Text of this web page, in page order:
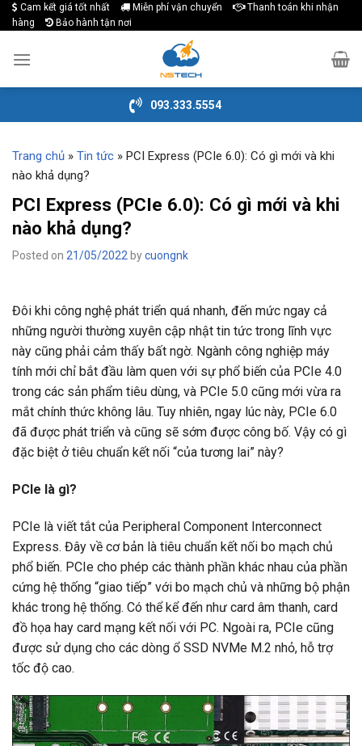
Skip
to
content
Cam kết giá tốt nhất Miễn phí vận chuyển
Thanh toán khi nhận
hàng
Bảo hành tận nơi
093.333.5554
Trang chủ » Tin tức » PCI Express (PCIe 6.0): Có gì mới và khi
nào khả dụng?
PCI Express (PCIe 6.0): Có gì mới và khi
nào khả dụng?
Posted on 21/05/2022 bycuongnk
Đôi khi công nghệ phát triển quá nhanh, đến mức ngay cả
những người thường xuyên cập nhật tin tức trong lĩnh vực
này cũng phải cảm thấy bất ngờ. Ngành công nghiệp máy
tính mới chỉ bắt đầu làm quen với sự phổ biến của PCIe 4.0
trong các sản phẩm tiêu dùng, và PCIe 5.0 cũng mới vừa ra
mắt chính thức không lâu. Tuy nhiên, ngay lúc này, PCIe 6.0
đã được phát triển và cũng sẽ sớm được công bố. Vậy có gì
đặc biệt ở tiêu chuẩn kết nối “của tương lai” này?
PCIe là gì?
PCIe là viết tắt của Peripheral Component Interconnect
Express. Đây về cơ bản là tiêu chuẩn kết nối bo mạch chủ
phổ biến. PCIe cho phép các thành phần khác nhau của phần
cứng hệ thống “giao tiếp” với bo mạch chủ và những bộ phận
khác trong hệ thống. Có thể kể đến như card âm thanh, card
đồ họa hay card mạng kết nối với PC. Ngoài ra, PCIe cũng
được sử dụng cho các dòng ổ SSD NVMe M.2 nhỏ, hỗ trợ
tốc độ cao.